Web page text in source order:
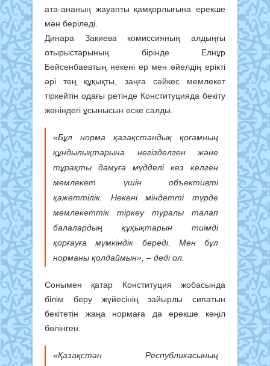
ата-ананың жауапты қамқорлығына ерекше
мән беріледі.
Динара Закиева комиссияның алдыңғы
отырыстарының бірінде Елнұр
Бейсенбаевтың некені ер мен әйелдің ерікті
әрі тең құқықты, заңға сәйкес мемлекет
тіркейтін одағы ретінде Конституцияда бекіту
жөніндегі ұсынысын еске салды.
«Бұл норма қазақстандық қоғамның
құндылықтарына негізделген және
тұрақты дамуға мүдделі кез келген
мемлекет үшін объективті
қажеттілік. Некені міндетті түрде
мемлекеттік тіркеу туралы талап
балалардың құқықтарын тиімді
қорғауға мүмкіндік береді. Мен бұл
норманы қолдаймын», – деді ол.
Сонымен қатар Конституция жобасында
білім беру жүйесінің зайырлы сипатын
бекітетін жаңа нормаға да ерекше көңіл
бөлінген.
«Қазақстан Республикасының